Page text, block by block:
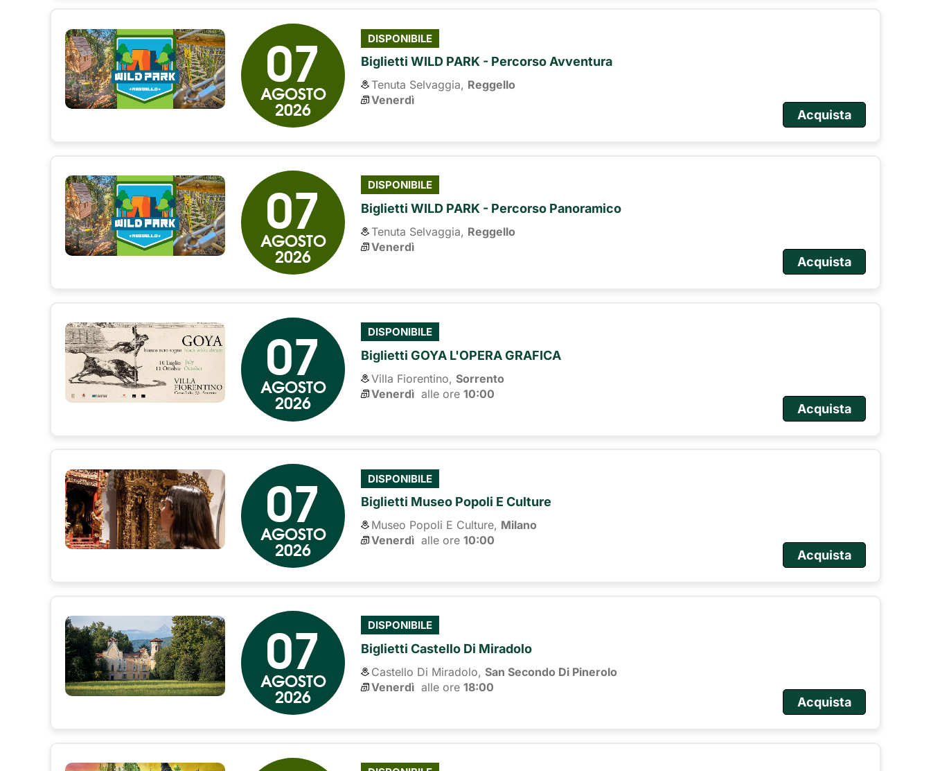
07
AGOSTO
2026
DISPONIBILE
Biglietti WILD PARK - Percorso Avventura
Tenuta Selvaggia, Reggello
Venerdì
Acquista
07
AGOSTO
2026
DISPONIBILE
Biglietti WILD PARK - Percorso Panoramico
Tenuta Selvaggia, Reggello
Venerdì
Acquista
07
AGOSTO
2026
DISPONIBILE
Biglietti GOYA L'OPERA GRAFICA
Villa Fiorentino, Sorrento
Venerdì alle ore 10:00
Acquista
07
AGOSTO
2026
DISPONIBILE
Biglietti Museo Popoli E Culture
Museo Popoli E Culture, Milano
Venerdì alle ore 10:00
Acquista
07
AGOSTO
2026
DISPONIBILE
Biglietti Castello Di Miradolo
Castello Di Miradolo, San Secondo Di Pinerolo
Venerdì alle ore 18:00
Acquista